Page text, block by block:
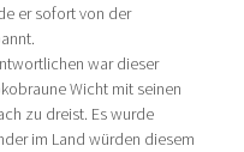
er sofort von der
war dieser
Wicht mit seinen
zu dreist. Es wurde
im Land würden diesem